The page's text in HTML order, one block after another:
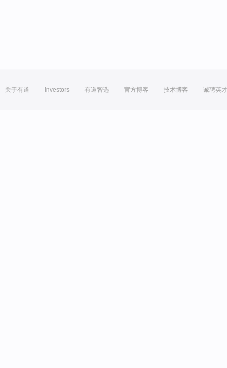
关于有道 Investors 有道智选 官方博客 技术博客 诚聘英才